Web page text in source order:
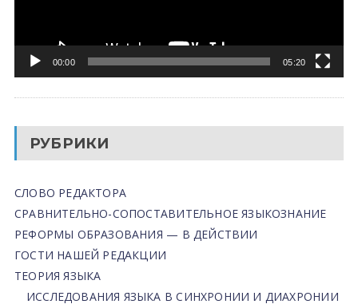
00:00 05:20
РУБРИКИ
СЛОВО РЕДАКТОРА
СРАВНИТЕЛЬНО-СОПОСТАВИТЕЛЬНОЕ ЯЗЫКОЗНАНИЕ
РЕФОРМЫ ОБРАЗОВАНИЯ — В ДЕЙСТВИИ
ГОСТИ НАШЕЙ РЕДАКЦИИ
ТЕОРИЯ ЯЗЫКА
ИССЛЕДОВАНИЯ ЯЗЫКА В СИНХРОНИИ И ДИАХРОНИИ